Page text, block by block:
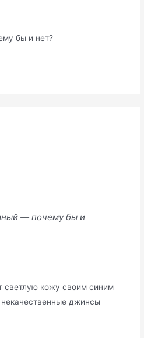
бы и нет?
— почему бы и
светлую кожу своим синим
джинсы